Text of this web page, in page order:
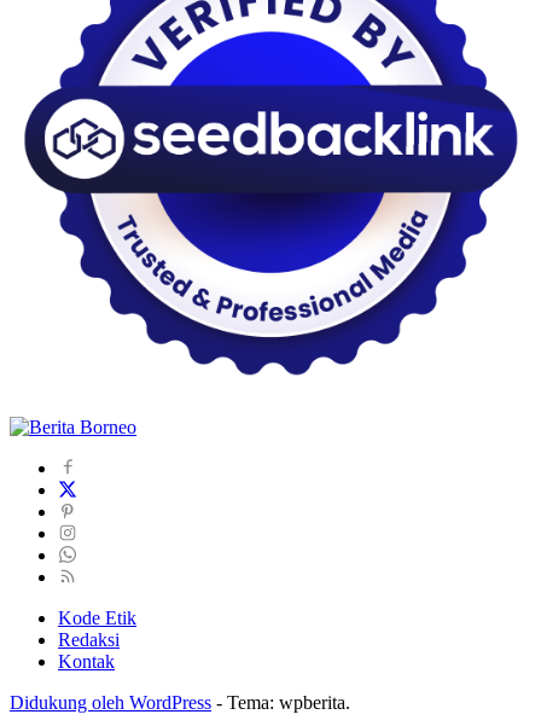
Kode Etik
Redaksi
Kontak
Didukung oleh WordPress - Tema: wpberita.